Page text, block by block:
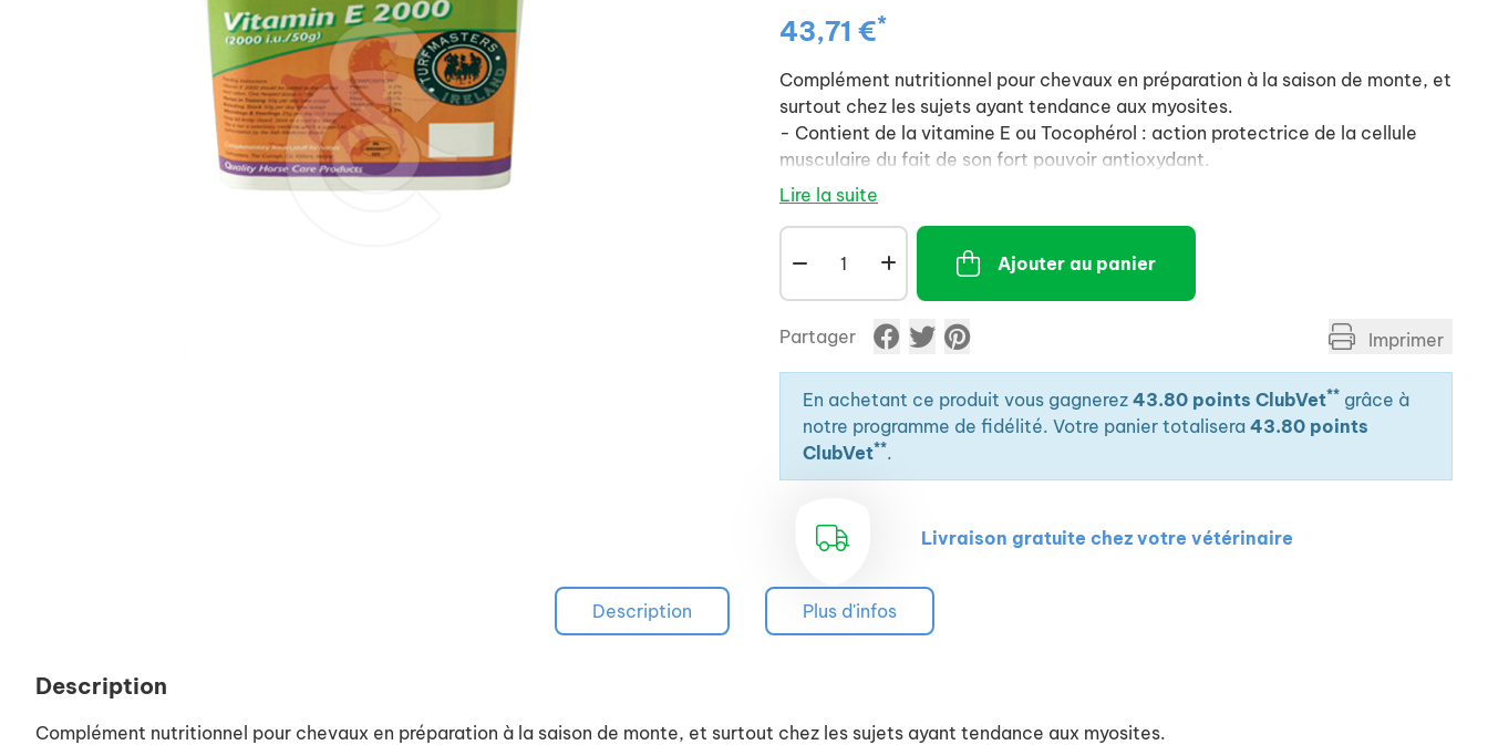
43,71 €*
Complément nutritionnel pour chevaux en préparation à la saison de monte, et
surtout chez les sujets ayant tendance aux myosites.
- Contient de la vitamine E ou Tocophérol : action protectrice de la cellule
musculaire du fait de son fort pouvoir antioxydant.
- Permet également de stimuler l'influx nerveux des sujets à l'entraînement.
Lire la suite
Ajouter au panier
Partager Imprimer
En achetant ce produit vous gagnerez 43.80 points ClubVet** grâce à
notre programme de fidélité. Votre panier totalisera 43.80 points
ClubVet**.
Livraison gratuite chez votre vétérinaire
Description Plus d'infos
Description
Complément nutritionnel pour chevaux en préparation à la saison de monte, et surtout chez les sujets ayant tendance aux myosites.